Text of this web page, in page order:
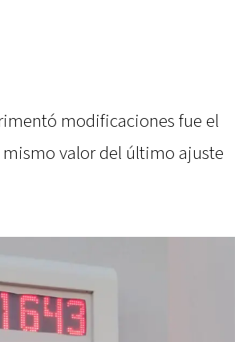
modificaciones fue el
valor del último ajuste